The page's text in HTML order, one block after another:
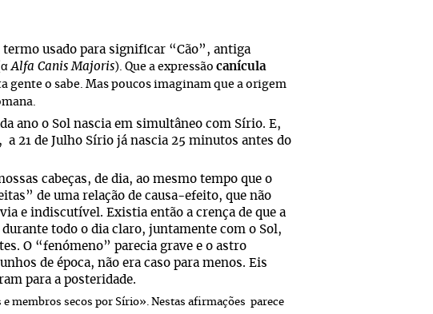
termo usado para significar “Cão”, antiga
Alfa Canis Majoris). Que a expressão canícula
o sabe. Mas poucos imaginam que a origem
ano o Sol nascia em simultâneo com Sírio. E,
21 de Julho Sírio já nascia 25 minutos antes do
cabeças, de dia, ao mesmo tempo que o
de uma relação de causa-efeito, que não
e indiscutível. Existia então a crença de que a
todo o dia claro, juntamente com o Sol,
O “fenómeno” parecia grave e o astro
de época, não era caso para menos. Eis
para a posteridade.
membros secos por Sírio». Nestas afirmações parece